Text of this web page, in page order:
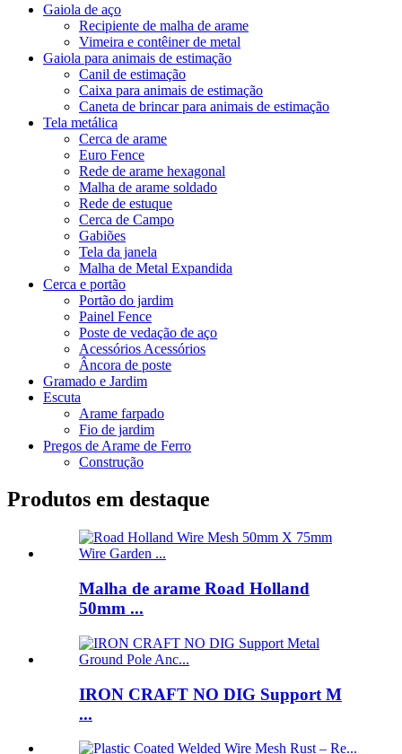
Gaiola de aço
Recipiente de malha de arame
Vimeira e contêiner de metal
Gaiola para animais de estimação
Canil de estimação
Caixa para animais de estimação
Caneta de brincar para animais de estimação
Tela metálica
Cerca de arame
Euro Fence
Rede de arame hexagonal
Malha de arame soldado
Rede de estuque
Cerca de Campo
Gabiões
Tela da janela
Malha de Metal Expandida
Cerca e portão
Portão do jardim
Painel Fence
Poste de vedação de aço
Acessórios Acessórios
Âncora de poste
Gramado e Jardim
Escuta
Arame farpado
Fio de jardim
Pregos de Arame de Ferro
Construção
Produtos em destaque
Malha de arame Road Holland
50mm ...
IRON CRAFT NO DIG Support M
...